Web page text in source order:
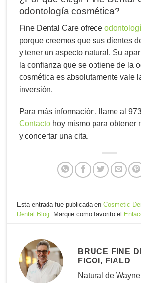
odontología cosmética?
Fine Dental Care ofrece
porque creemos que sus dientes
y tener un aspecto natural. Su
la confianza que se obtiene de la
cosmética es absolutamente vale
inversión.
Para más información, llame al
Contacto hoy mismo para obtener
y concertar una cita.
Esta entrada fue publicada enCosmetic
Dental Blog . Marque como favorito el
BRUCE FINE
FICOI, FIALD
Natural de